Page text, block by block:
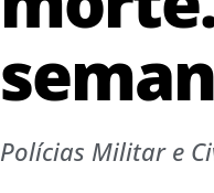
Polícias Militar e